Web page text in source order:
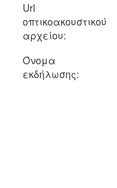
Url
οπτικοακουστικού
αρχείου:
Όνομα
εκδήλωσης: